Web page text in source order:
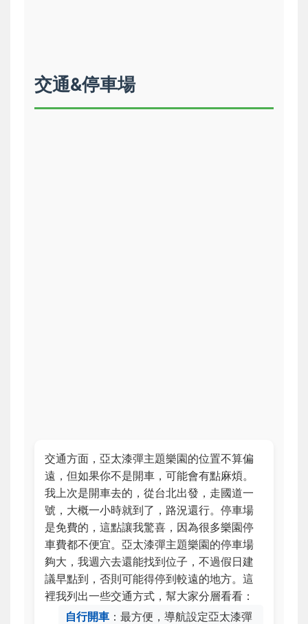
交通&停車場
交通方面，亞太漆彈主題樂園的位置不算偏
遠，但如果你不是開車，可能會有點麻煩。
我上次是開車去的，從台北出發，走國道一
號，大概一小時就到了，路況還行。停車場
是免費的，這點讓我驚喜，因為很多樂園停
車費都不便宜。亞太漆彈主題樂園的停車場
夠大，我週六去還能找到位子，不過假日建
議早點到，否則可能得停到較遠的地方。這
裡我列出一些交通方式，幫大家分層看看：
自行開車 ：最方便，導航設定亞太漆彈